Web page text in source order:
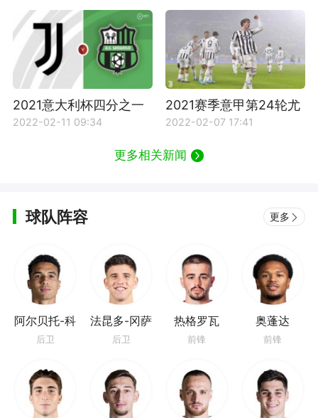
2021意大利杯四分之一
决赛尤文图斯对阵萨索
2022-02-11 09:34
2021赛季意甲第24轮尤
文图斯对阵维罗纳比赛
2022-02-07 17:41
更多相关新闻
球队阵容 更多
阿尔贝托-科
斯塔
后卫
法昆多-冈萨
雷斯
后卫
热格罗瓦
前锋
奥蓬达
前锋